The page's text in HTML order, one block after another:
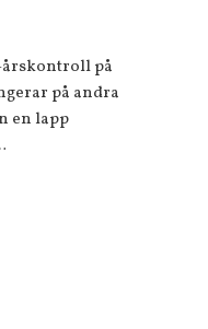
årskontroll på
på andra
en lapp